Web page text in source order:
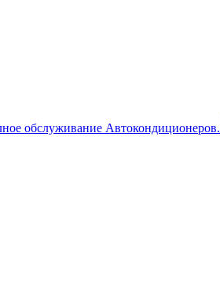
обслуживание Автокондиционеров.